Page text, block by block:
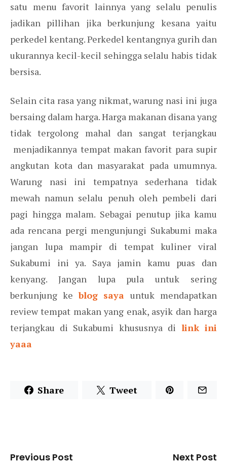
satu menu favorit lainnya yang selalu penulis
jadikan pillihan jika berkunjung kesana yaitu
perkedel kentang. Perkedel kentangnya gurih dan
ukurannya kecil-kecil sehingga selalu habis tidak
bersisa.
Selain cita rasa yang nikmat, warung nasi ini juga
bersaing dalam harga. Harga makanan disana yang
tidak tergolong mahal dan sangat terjangkau
menjadikannya tempat makan favorit para supir
angkutan kota dan masyarakat pada umumnya.
Warung nasi ini tempatnya sederhana tidak
mewah namun selalu penuh oleh pembeli dari
pagi hingga malam. Sebagai penutup jika kamu
ada rencana pergi mengunjungi Sukabumi maka
jangan lupa mampir di tempat kuliner viral
Sukabumi ini ya. Saya jamin kamu puas dan
kenyang. Jangan lupa pula untuk sering
berkunjung keblog sayauntuk mendapatkan
review tempat makan yang enak, asyik dan harga
terjangkau di Sukabumi khususnya di link ini
yaaa
Share Tweet
Previous Post Next Post